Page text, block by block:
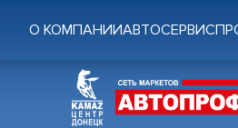
О КОМПАНИИАВТОСЕРВИС